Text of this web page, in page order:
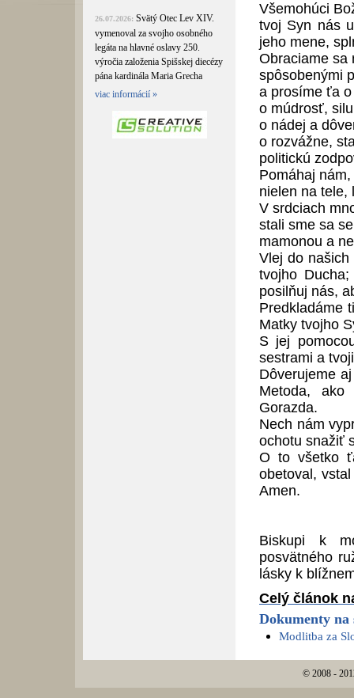
Všemohúci
tvoj Syn nás
jeho mene,
Obraciame sa
spôsobenými
a prosíme ťa
o múdrosť,
o nádej a
o rozvážne,
politickú
Pomáhaj
nielen na tele,
V srdciach
stali sme sa
mamonou a
Vlej do
tvojho
posilňuj nás,
Predkladáme
Matky tvojho
S jej
sestrami a
Dôverujeme
Metoda,
Gorazda.
Nech nám
ochotu snažiť
O to všetko
obetoval,
Amen.
Biskupi k
posvätného
lásky k
Celý článok
Dokumenty na
Modlitba za
26.07.2026: Svätý Otec Lev XIV.
vymenoval za svojho osobného
legáta na hlavné oslavy 250.
výročia založenia Spišskej diecézy
pána kardinála Maria Grecha
viac informácií »
© 2008 -